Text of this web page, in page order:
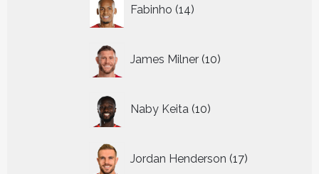
Fabinho 14
producten
James Milner 10
producten
Naby Keita 10
producten
Jordan Henderson 17
producten